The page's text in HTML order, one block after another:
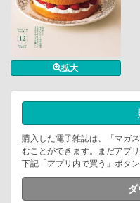
拡大
購入した電子雑誌は、「マガ
むことができます。まだアプ
下記「アプリ内で買う」ボタ